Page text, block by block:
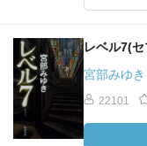
レベル7(
宮部みゆき
22101